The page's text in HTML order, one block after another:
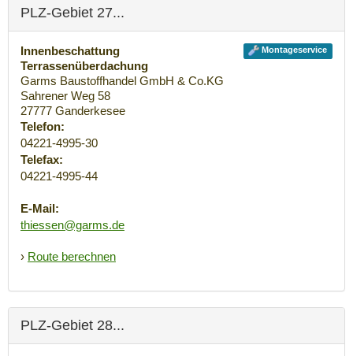
PLZ-Gebiet 27...
Montageservice
Innenbeschattung
Terrassenüberdachung
Garms Baustoffhandel GmbH & Co.KG
Sahrener Weg 58
27777 Ganderkesee
Telefon:
04221-4995-30
Telefax:
04221-4995-44
E-Mail:
thiessen@garms.de
› Route berechnen
PLZ-Gebiet 28...